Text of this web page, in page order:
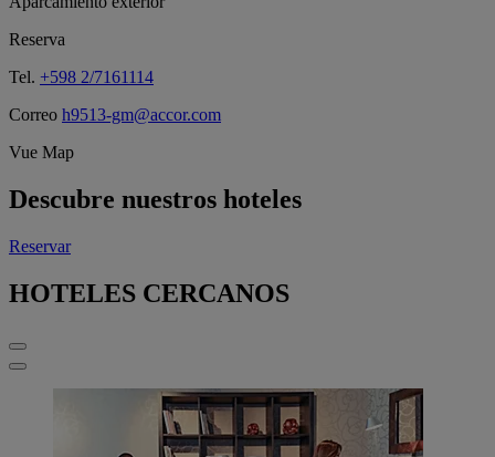
Reserva
Tel. +598 2/7161114
Correo h9513-gm@accor.com
Vue Map
Descubre nuestros hoteles
Reservar
HOTELES CERCANOS